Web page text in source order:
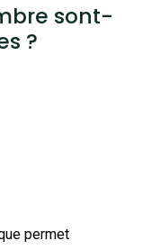
sont-
?
permet